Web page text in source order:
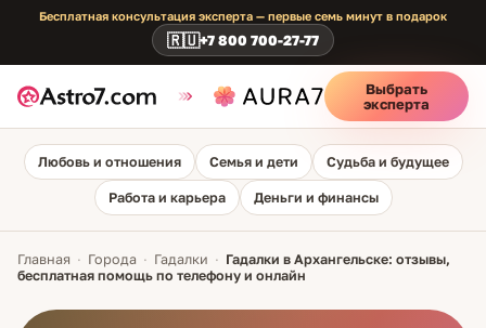
Бесплатная консультация эксперта — первые семь минут в подарок
🇷🇺+7 800 700-27-77
Выбрать
эксперта
Любовь и отношения Семья и дети Судьба и будущее
Работа и карьера Деньги и финансы
Главная · Города · Гадалки · Гадалки в Архангельске: отзывы,
бесплатная помощь по телефону и онлайн